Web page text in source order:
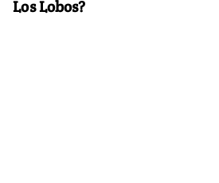
Los Lobos?